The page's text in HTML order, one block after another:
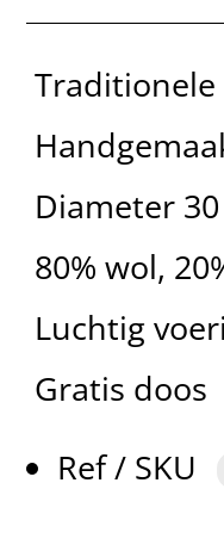
Diameter
80% wol,
Luchtig
Gratis doos
Ref / SKU